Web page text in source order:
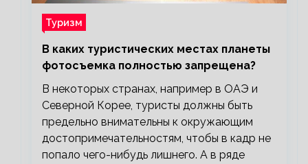
Туризм
В каких туристических местах планеты
фотосъемка полностью запрещена?
В некоторых странах, например в ОАЭ и
Северной Корее, туристы должны быть
предельно внимательны к окружающим
достопримечательностям, чтобы в кадр не
попало чего-нибудь лишнего. А в ряде